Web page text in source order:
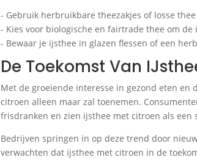
- Gebruik herbruikbare theezakjes of losse
- Kies voor biologische en fairtrade thee om
- Bewaar je ijsthee in glazen flessen of een
De Toekomst Van
Met de groeiende interesse in gezond eten
citroen alleen maar zal toenemen.
frisdranken en zien ijsthee met citroen als een
Bedrijven springen in op deze trend door
verwachten dat ijsthee met citroen in de